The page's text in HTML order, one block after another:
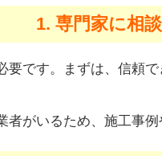
1. 専門家に相
要です。まずは、信頼
がいるため、施工事